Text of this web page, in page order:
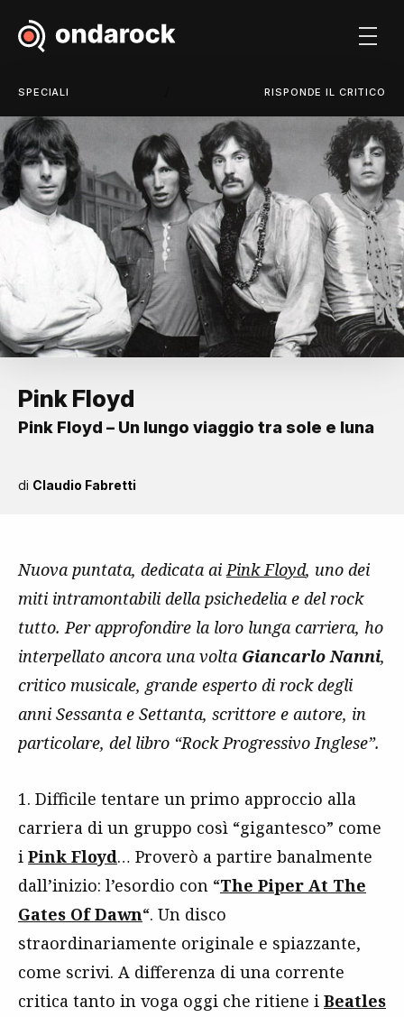
SPECIALI RISPONDE IL CRITICO
Pink Floyd
Pink Floyd – Un lungo viaggio tra sole e luna
di Claudio Fabretti
Nuova puntata, dedicata aiPink Floyd, uno dei
miti intramontabili della psichedelia e del rock
tutto. Per approfondire la loro lunga carriera, ho
interpellato ancora una volta Giancarlo Nanni,
critico musicale, grande esperto di rock degli
anni Sessanta e Settanta, scrittore e autore, in
particolare, del libro “Rock Progressivo Inglese”.
1. Difficile tentare un primo approccio alla
carriera di un gruppo così “gigantesco” come
i Pink Floyd… Proverò a partire banalmente
dall’inizio: l’esordio con “The Piper At The
Gates Of Dawn“. Un disco
straordinariamente originale e spiazzante,
come scrivi. A differenza di una corrente
critica tanto in voga oggi che ritiene i Beatles